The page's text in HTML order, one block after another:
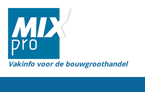
Vakinfo voor de bouwgroothandel
Home
Magazines
Organisaties